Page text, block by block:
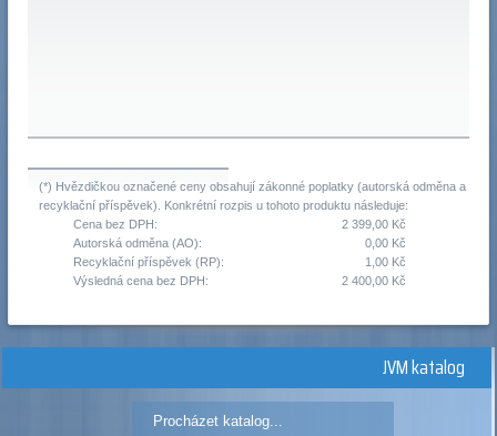
(*) Hvězdičkou označené ceny obsahují zákonné poplatky (autorská odměna a
recyklační příspěvek). Konkrétní rozpis u tohoto produktu následuje:
Cena bez DPH:
2 399,00 Kč
Autorská odměna (AO):
0,00 Kč
Recyklační příspěvek (RP):
1,00 Kč
Výsledná cena bez DPH:
2 400,00 Kč
JVM katalog
Procházet katalog...